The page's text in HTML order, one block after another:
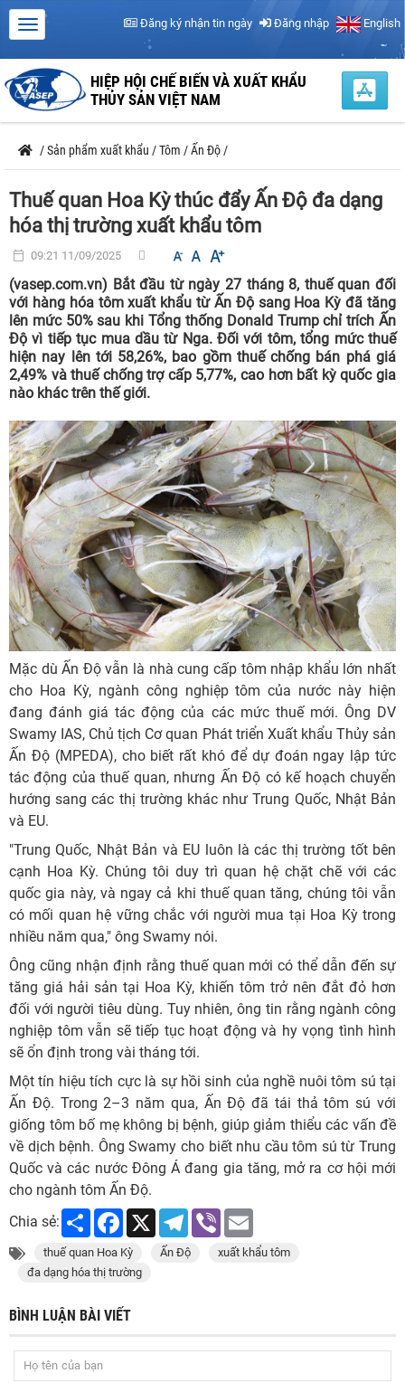
Đăng ký nhận tin ngày Đăng nhập English
HIỆP HỘI CHẾ BIẾN VÀ XUẤT KHẨU
THỦY SẢN VIỆT NAM
/Sản phẩm xuất khẩu /Tôm /Ấn Độ /
Thuế quan Hoa Kỳ thúc đẩy Ấn Độ đa dạng
hóa thị trường xuất khẩu tôm
09:21 11/09/2025
(vasep.com.vn) Bắt đầu từ ngày 27 tháng 8, thuế quan đối
với hàng hóa tôm xuất khẩu từ Ấn Độ sang Hoa Kỳ đã tăng
lên mức 50% sau khi Tổng thống Donald Trump chỉ trích Ấn
Độ vì tiếp tục mua dầu từ Nga. Đối với tôm, tổng mức thuế
hiện nay lên tới 58,26%, bao gồm thuế chống bán phá giá
2,49% và thuế chống trợ cấp 5,77%, cao hơn bất kỳ quốc gia
nào khác trên thế giới.
Mặc dù Ấn Độ vẫn là nhà cung cấp tôm nhập khẩu lớn nhất
cho Hoa Kỳ, ngành công nghiệp tôm của nước này hiện
đang đánh giá tác động của các mức thuế mới. Ông DV
Swamy IAS, Chủ tịch Cơ quan Phát triển Xuất khẩu Thủy sản
Ấn Độ (MPEDA), cho biết rất khó để dự đoán ngay lập tức
tác động của thuế quan, nhưng Ấn Độ có kế hoạch chuyển
hướng sang các thị trường khác như Trung Quốc, Nhật Bản
và EU.
"Trung Quốc, Nhật Bản và EU luôn là các thị trường tốt bên
cạnh Hoa Kỳ. Chúng tôi duy trì quan hệ chặt chẽ với các
quốc gia này, và ngay cả khi thuế quan tăng, chúng tôi vẫn
có mối quan hệ vững chắc với người mua tại Hoa Kỳ trong
nhiều năm qua," ông Swamy nói.
Ông cũng nhận định rằng thuế quan mới có thể dẫn đến sự
tăng giá hải sản tại Hoa Kỳ, khiến tôm trở nên đắt đỏ hơn
đối với người tiêu dùng. Tuy nhiên, ông tin rằng ngành công
nghiệp tôm vẫn sẽ tiếp tục hoạt động và hy vọng tình hình
sẽ ổn định trong vài tháng tới.
Một tín hiệu tích cực là sự hồi sinh của nghề nuôi tôm sú tại
Ấn Độ. Trong 2–3 năm qua, Ấn Độ đã tái thả tôm sú với
giống tôm bố mẹ không bị bệnh, giúp giảm thiểu các vấn đề
về dịch bệnh. Ông Swamy cho biết nhu cầu tôm sú từ Trung
Quốc và các nước Đông Á đang gia tăng, mở ra cơ hội mới
cho ngành tôm Ấn Độ.
Chia sẻ:
Share Facebook
X Telegram
Viber
thuế quan Hoa Kỳ Ấn Độ
xuất khẩu tôm
đa dạng hóa thị trường
BÌNH LUẬN BÀI VIẾT